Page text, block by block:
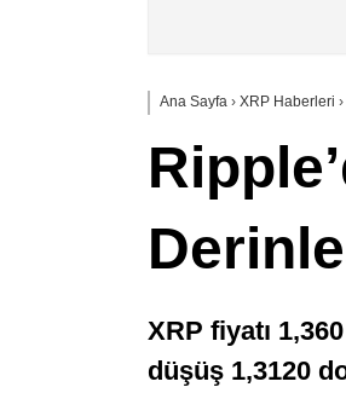
Ana Sayfa › XRP Haberleri ›
XRP fiyatı
düşüş 1,3120